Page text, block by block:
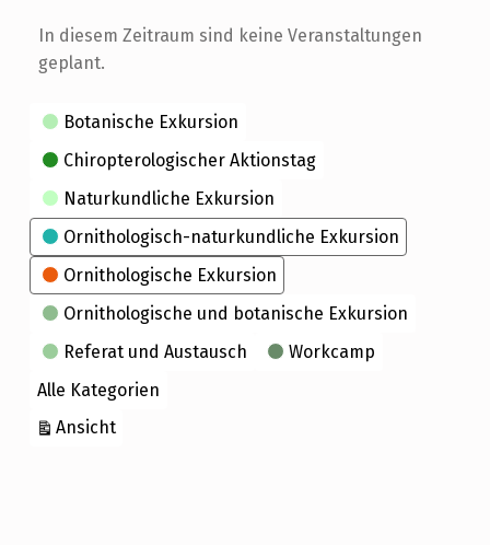
In diesem Zeitraum sind keine Veranstaltungen
geplant.
Kategorien
Botanische Exkursion
Chiropterologischer Aktionstag
Naturkundliche Exkursion
Ornithologisch-naturkundliche Exkursion
Ornithologische Exkursion
Ornithologische und botanische Exkursion
Referat und Austausch
Workcamp
Alle Kategorien
Ansichtausdrucken